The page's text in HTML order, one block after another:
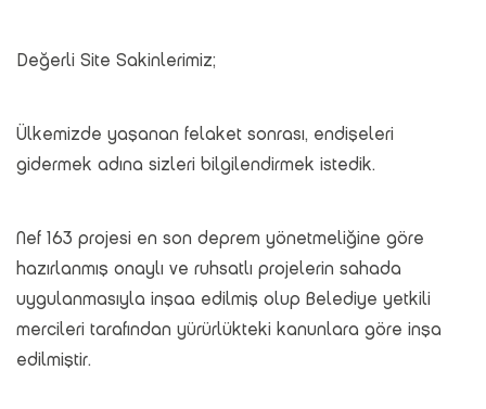
Değerli Site Sakinlerimiz;
Ülkemizde yaşanan felaket sonrası, endişeleri
gidermek adına sizleri bilgilendirmek istedik.
Nef 163 projesi en son deprem yönetmeliğine göre
hazırlanmış onaylı ve ruhsatlı projelerin sahada
uygulanmasıyla inşaa edilmiş olup Belediye yetkili
mercileri tarafından yürürlükteki kanunlara göre inşa
edilmiştir.